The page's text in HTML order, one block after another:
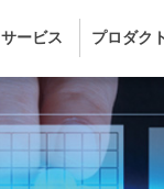
サービス プロダクト